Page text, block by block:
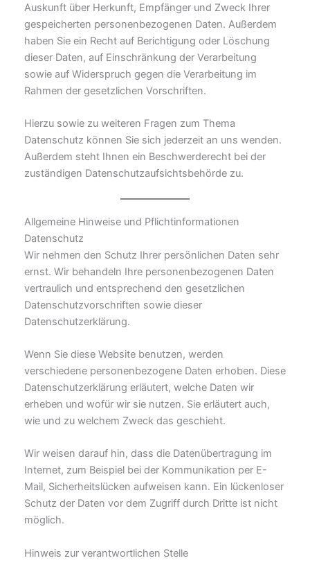
Auskunft über Herkunft, Empfänger und Zweck Ihrer
gespeicherten personenbezogenen Daten. Außerdem
haben Sie ein Recht auf Berichtigung oder Löschung
dieser Daten, auf Einschränkung der Verarbeitung
sowie auf Widerspruch gegen die Verarbeitung im
Rahmen der gesetzlichen Vorschriften.
Hierzu sowie zu weiteren Fragen zum Thema
Datenschutz können Sie sich jederzeit an uns wenden.
Außerdem steht Ihnen ein Beschwerderecht bei der
zuständigen Datenschutzaufsichtsbehörde zu.
Allgemeine Hinweise und Pflichtinformationen
Datenschutz
Wir nehmen den Schutz Ihrer persönlichen Daten sehr
ernst. Wir behandeln Ihre personenbezogenen Daten
vertraulich und entsprechend den gesetzlichen
Datenschutzvorschriften sowie dieser
Datenschutzerklärung.
Wenn Sie diese Website benutzen, werden
verschiedene personenbezogene Daten erhoben. Diese
Datenschutzerklärung erläutert, welche Daten wir
erheben und wofür wir sie nutzen. Sie erläutert auch,
wie und zu welchem Zweck das geschieht.
Wir weisen darauf hin, dass die Datenübertragung im
Internet, zum Beispiel bei der Kommunikation per E-
Mail, Sicherheitslücken aufweisen kann. Ein lückenloser
Schutz der Daten vor dem Zugriff durch Dritte ist nicht
möglich.
Hinweis zur verantwortlichen Stelle